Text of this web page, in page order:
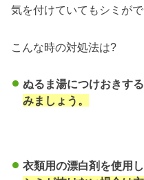
気を付けていてもシミが
こんな時の対処法は?
ぬるま湯につけおきする
みましょう。
衣類用の漂白剤を使用